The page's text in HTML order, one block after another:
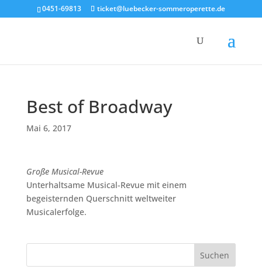
0451-69813 ticket@luebecker-sommeroperette.de
Best of Broadway
Mai 6, 2017
Große Musical-Revue
Unterhaltsame Musical-Revue mit einem
begeisternden Querschnitt weltweiter
Musicalerfolge.